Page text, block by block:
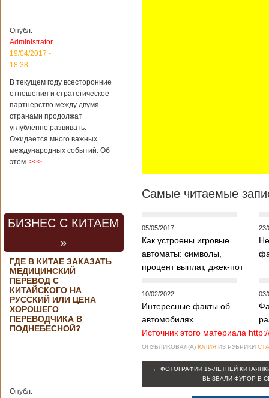
планируется
подписание
контракта на
разработку
вертолета. Такое
заявление сделала
региональной
политике и
международному
сотрудничеству
государственной
корпорации
Кладов
аэрокосмической
выставки Aero
Бангалоре в
Индии. Контракт
между Китаем и
Россией на
разработку,
Подробнее...
Опубликовано
21/02/2019 - 22:26
В Китае найден
древний
Опубл.
Administrator
19/04/2017 -
18:38
В текущем году всесторонние
отношения и стратегическое
партнерство между двумя
странами продолжат
углублённо развивать.
Ожидается много важных
международных событий. Об
этом >>>
БИЗНЕС С КИТАЕМ
»
ГДЕ В КИТАЕ ЗАКАЗАТЬ
МЕДИЦИНСКИЙ
ПЕРЕВОД С
КИТАЙСКОГО НА
РУССКИЙ ИЛИ ЦЕНА
ХОРОШЕГО
ПЕРЕВОДЧИКА В
ПОДНЕБЕСНОЙ?
Опубл.
Самые читаемые
05/05/2017
Как устроены игровые
автоматы: символы,
процент выплат, джек-пот
23/
10/02/2022
Интересные факты об
автомобилях
03/
Источник этого материала
ОПУБЛИКОВАЛ(А) ЮЛИЯ ИЗ РУБРИКИ
← ФОТОГРАФИИ 15-ЛЕТНЕЙ
ВЫЗВАЛИ ФУРОР В